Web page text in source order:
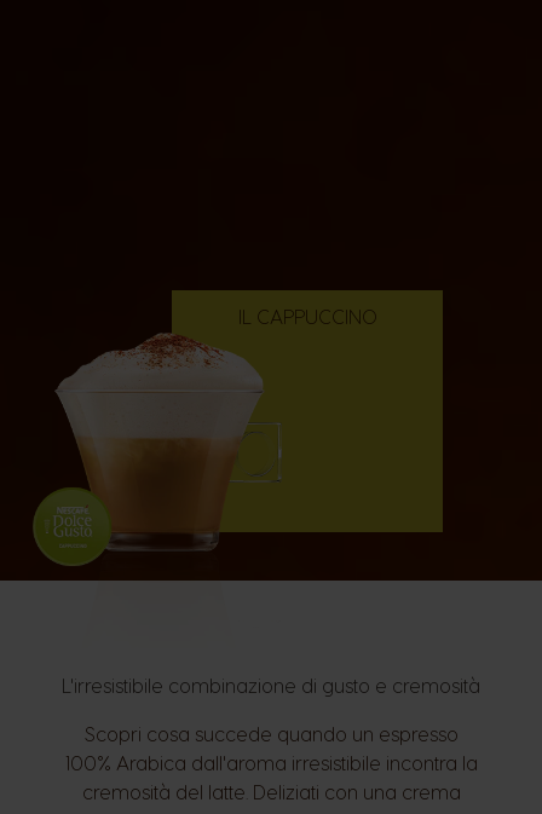
L'irresistibile combinazione di gusto e cremosità
Scopri cosa succede quando un espresso
100% Arabica dall'aroma irresistibile incontra la
cremosità del latte. Deliziati con una crema
IL CAPPUCCINO